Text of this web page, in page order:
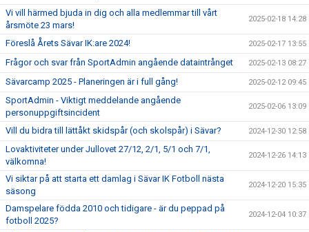
Vi vill härmed bjuda in dig och alla medlemmar till vårt
årsmöte 23 mars!
2025-02-18 14:28
Föreslå Årets Sävar IK:are 2024! 2025-02-17 13:55
Frågor och svar från SportAdmin angående dataintrånget 2025-02-13 08:27
Sävarcamp 2025 - Planeringen är i full gång! 2025-02-12 09:45
SportAdmin - Viktigt meddelande angående
personuppgiftsincident
2025-02-06 13:09
Vill du bidra till lättåkt skidspår (och skolspår) i Sävar? 2024-12-30 12:58
Lovaktiviteter under Jullovet 27/12, 2/1, 5/1 och 7/1,
välkomna!
2024-12-26 14:13
Vi siktar på att starta ett damlag i Sävar IK Fotboll nästa
säsong
2024-12-20 15:35
Damspelare födda 2010 och tidigare - är du peppad på
fotboll 2025?
2024-12-04 10:37